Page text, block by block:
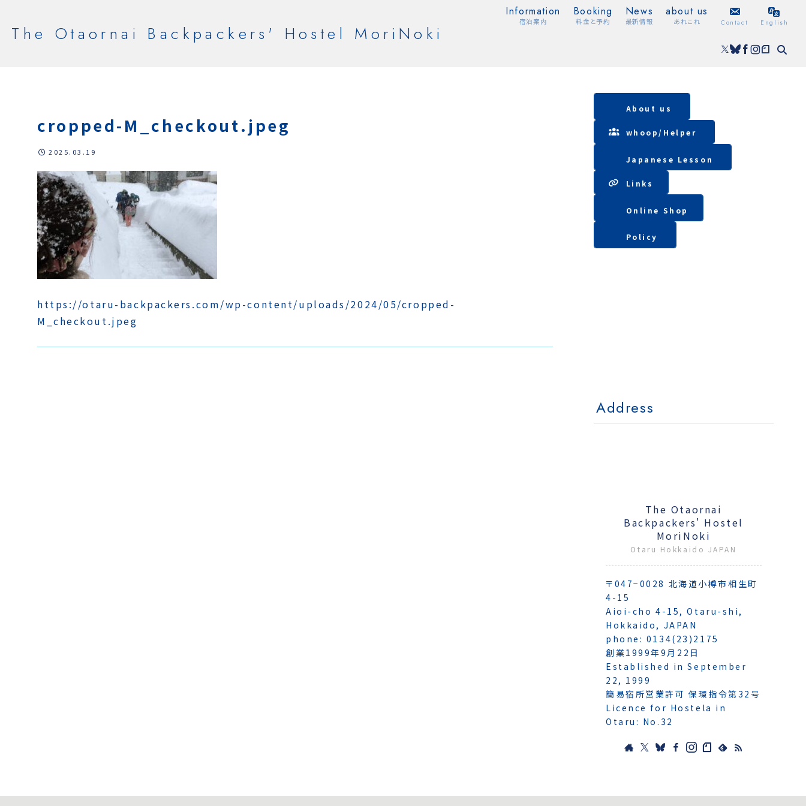
The Otaornai Backpackers' Hostel MoriNoki
Information
宿泊案内
Booking
料金と予約
News
最新情報
about us
あれこれ Contact English
cropped-M_checkout.jpeg
2025.03.19
https://otaru-backpackers.com/wp-content/uploads/2024/05/cropped-
M_checkout.jpeg
About us
whoop/ Helper
Japanese Lesson
Lin ks
Online Shop
Policy
Address
The Otaornai
Backpackers' Hostel
MoriNoki
Otaru Hokkaido JAPAN
〒047−0028 北海道小樽市相生町
4-15
Aioi-cho 4-15, Otaru-shi,
Hokkaido, JAPAN
phone: 0134(23)2175
創業1999年9月22日
Established in September
22, 1999
簡易宿所営業許可 保環指令第32号
Licence for Hostela in
Otaru: No.32